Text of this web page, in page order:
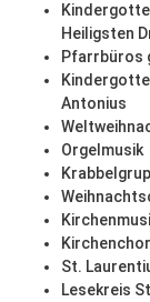
Heiligsten
Pfarrbüros
Antonius
Orgelmusik
St.
Lesekreis